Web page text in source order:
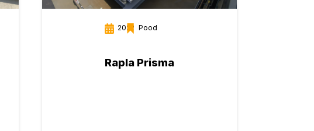
2022 Pood
Rapla Prisma